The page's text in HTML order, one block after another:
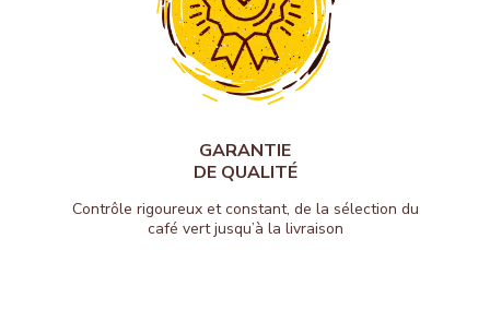
GARANTIE
DE QUALITÉ
Contrôle rigoureux et constant, de la sélection du
café vert jusqu’à la livraison